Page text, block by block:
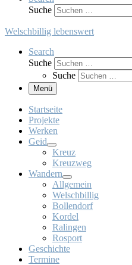
Suche
Welschbillig lebenswert
Search
Suche
Suche
Menü
Startseite
Projekte
Werken
Geid
Kreuz
Kreuzweg
Wandern
Allgemein
Welschbillig
Bollendorf
Kordel
Ralingen
Rosport
Geschichte
Termine